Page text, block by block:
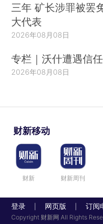
三年 矿长涉罪被罢
大代表
2026年08月08日
专栏｜沃什遭遇信
2026年08月08日
财新移动
财新 财新周刊
登录 网页版 订阅
Copyright 财新网 All Rights